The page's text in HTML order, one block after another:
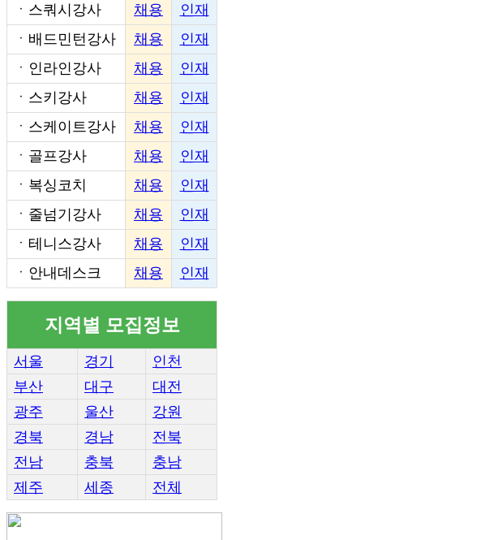
ㆍ 스쿼시강사 채용
인재
ㆍ 배드민턴강사 채용
인재
ㆍ 인라인강사 채용
인재
ㆍ 스키강사 채용
인재
ㆍ 스케이트강사 채용
인재
ㆍ 골프강사 채용
인재
ㆍ 복싱코치 채용
인재
ㆍ 줄넘기강사 채용
인재
ㆍ 테니스강사 채용
인재
ㆍ 안내데스크 채용 인재
지역별 모집정보
서울 경기
인천
부산
대구
대전
광주
울산
강원
경북
경남
전북
전남
충북
충남
제주
세종 전체